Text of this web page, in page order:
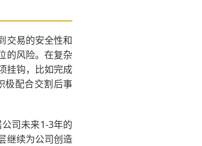
交易的安全性和
的风险。在复杂
挂钩，比如完成
极配合交割后事
司未来1-3年的
继续为公司创造